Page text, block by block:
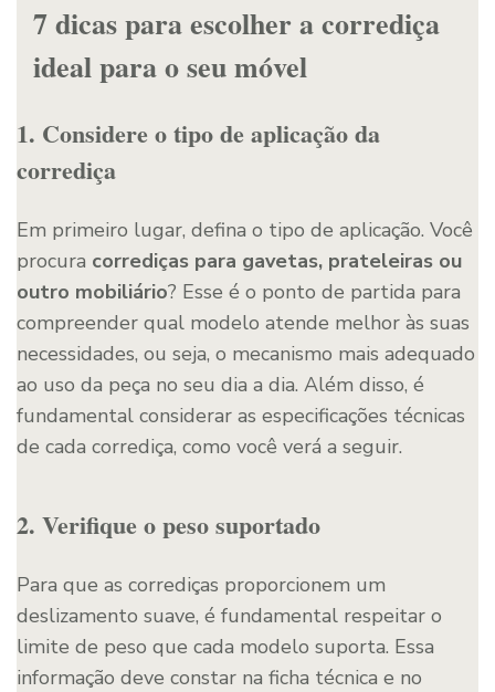
7 dicas para escolher a corrediça
ideal para o seu móvel
1. Considere o tipo de aplicação da
corrediça
Em primeiro lugar, defina o tipo de aplicação. Você
procura corrediças para gavetas, prateleiras ou
outro mobiliário? Esse é o ponto de partida para
compreender qual modelo atende melhor às suas
necessidades, ou seja, o mecanismo mais adequado
ao uso da peça no seu dia a dia. Além disso, é
fundamental considerar as especificações técnicas
de cada corrediça, como você verá a seguir.
2. Verifique o peso suportado
Para que as corrediças proporcionem um
deslizamento suave, é fundamental respeitar o
limite de peso que cada modelo suporta. Essa
informação deve constar na ficha técnica e no